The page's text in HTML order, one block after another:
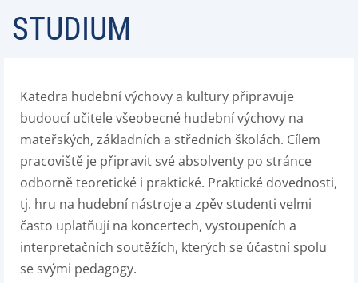
STUDIUM
Katedra hudební výchovy a kultury připravuje
budoucí učitele všeobecné hudební výchovy na
mateřských, základních a středních školách. Cílem
pracoviště je připravit své absolventy po stránce
odborně teoretické i praktické. Praktické dovednosti,
tj. hru na hudební nástroje a zpěv studenti velmi
často uplatňují na koncertech, vystoupeních a
interpretačních soutěžích, kterých se účastní spolu
se svými pedagogy.